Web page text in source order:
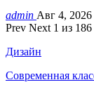
admin Авг 4, 2026
Prev Next 1 из 186
Дизайн
Современная